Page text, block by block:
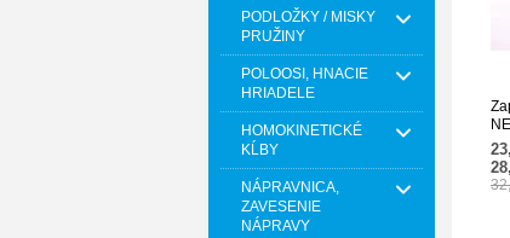
PODLOŽKY / MISKY
PRUŽINY
POLOOSI, HNACIE
HRIADELE
HOMOKINETICKÉ
KĹBY
NÁPRAVNICA,
ZAVESENIE
NÁPRAVY